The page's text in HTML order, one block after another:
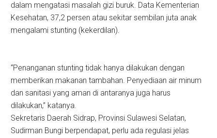
dalam mengatasi masalah gizi buruk. Data Kementerian
Kesehatan, 37,2 persen atau sekitar sembilan juta anak
mengalami stunting (kekerdilan).
“Penanganan stunting tidak hanya dilakukan dengan
memberikan makanan tambahan. Penyediaan air minum
dan sanitasi yang aman di antaranya juga harus
dilakukan,” katanya.
Sekretaris Daerah Sidrap, Provinsi Sulawesi Selatan,
Sudirman Bungi berpendapat, perlu ada regulasi jelas